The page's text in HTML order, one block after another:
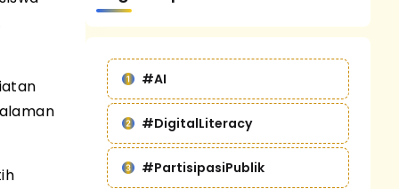
#AI
#DigitalLiteracy
#PartisipasiPublik